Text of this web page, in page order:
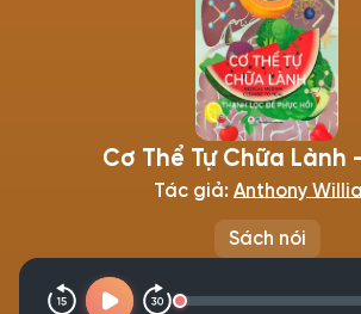
Sách nói
Cơ Thể Tự Chữa Lành
Tác giả: Anthony